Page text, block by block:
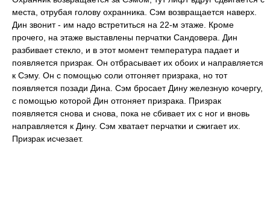
места, отрубая голову охранника. Сэм возвращается наверх.
Дин звонит - им надо встретиться на 22-м этаже. Кроме
прочего, на этаже выставлены перчатки Сандовера. Дин
разбивает стекло, и в этот момент температура падает и
появляется призрак. Он отбрасывает их обоих и направляется
к Сэму. Он с помощью соли отгоняет призрака, но тот
появляется позади Дина. Сэм бросает Дину железную кочергу,
с помощью которой Дин отгоняет призрака. Призрак
появляется снова и снова, пока не сбивает их с ног и вновь
направляется к Дину. Сэм хватает перчатки и сжигает их.
Призрак исчезает.